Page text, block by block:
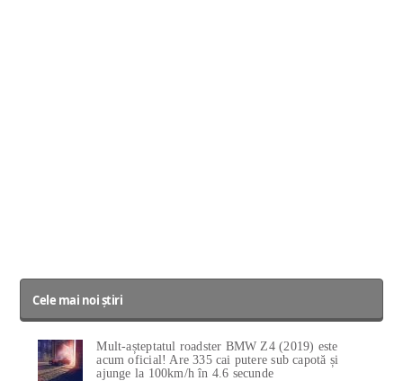
Cele mai noi știri
Mult-așteptatul roadster BMW Z4 (2019) este
acum oficial! Are 335 cai putere sub capotă și
ajunge la 100km/h în 4.6 secunde